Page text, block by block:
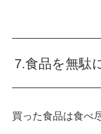
7.食品を無駄
買った食品は食べ